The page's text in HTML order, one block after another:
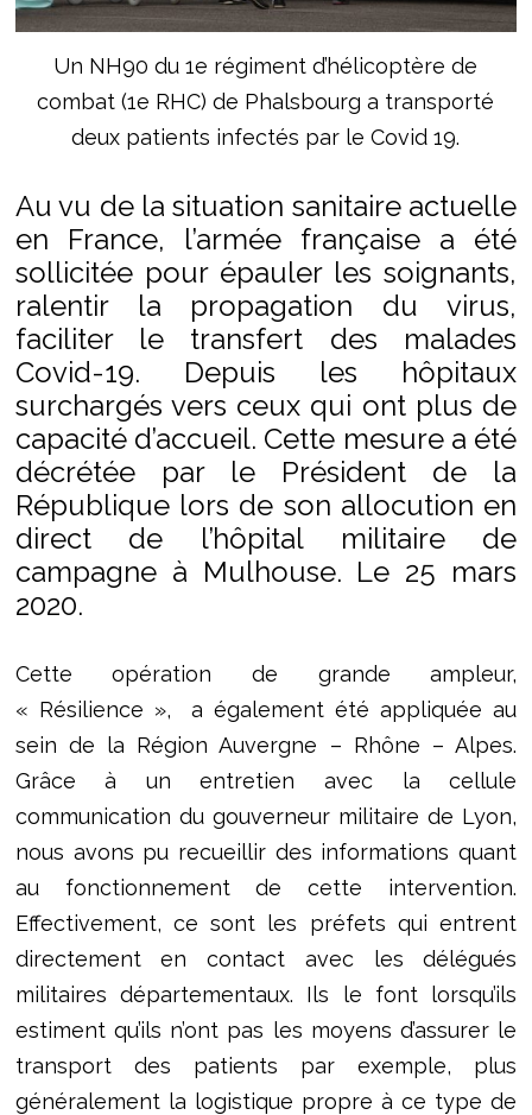
Un NH90 du 1e régiment d’hélicoptère de
combat (1e RHC) de Phalsbourg a transporté
deux patients infectés par le Covid 19.
Au vu de la situation sanitaire actuelle
en France, l’armée française a été
sollicitée pour épauler les soignants,
ralentir la propagation du virus,
faciliter le transfert des malades
Covid-19. Depuis les hôpitaux
surchargés vers ceux qui ont plus de
capacité d’accueil. Cette mesure a été
décrétée par le Président de la
République lors de son allocution en
direct de l’hôpital militaire de
campagne à Mulhouse. Le 25 mars
2020.
Cette opération de grande ampleur,
« Résilience », a également été appliquée au
sein de la Région Auvergne – Rhône – Alpes.
Grâce à un entretien avec la cellule
communication du gouverneur militaire de Lyon,
nous avons pu recueillir des informations quant
au fonctionnement de cette intervention.
Effectivement, ce sont les préfets qui entrent
directement en contact avec les délégués
militaires départementaux. Ils le font lorsqu’ils
estiment qu’ils n’ont pas les moyens d’assurer le
transport des patients par exemple, plus
généralement la logistique propre à ce type de